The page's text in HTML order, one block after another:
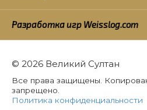
Разработка игр Weisslog.com
© 2026 Великий Султан
Все права защищены.
запрещено.
Политика конфиденциальности